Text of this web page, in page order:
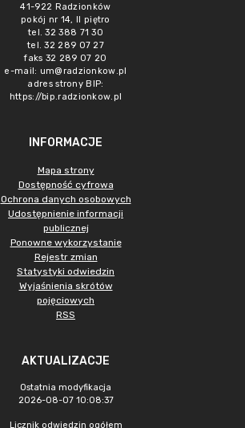
41-922 Radzionków
pokój nr 14, II piętro
tel. 32 388 71 30
tel. 32 289 07 27
faks 32 289 07 20
e-mail: um@radzionkow.pl
adres strony BIP:
https://bip.radzionkow.pl
INFORMACJE
Mapa strony
Dostępność cyfrowa
Ochrona danych osobowych
Udostępnienie informacji
publicznej
Ponowne wykorzystanie
Rejestr zmian
Statystyki odwiedzin
Wyjaśnienia skrótów
pojęciowych
RSS
AKTUALIZACJE
Ostatnia modyfikacja
2026-08-07 10:08:37
Licznik odwiedzin ogółem